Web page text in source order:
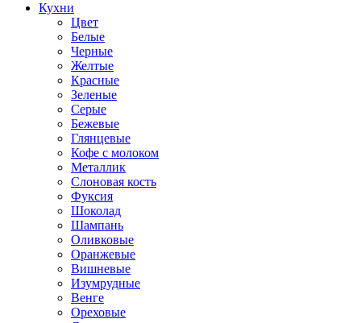
Кухни
Цвет
Белые
Черные
Желтые
Красные
Зеленые
Серые
Бежевые
Глянцевые
Кофе с молоком
Металлик
Слоновая кость
Фуксия
Шоколад
Шампань
Оливковые
Оранжевые
Вишневые
Изумрудные
Венге
Ореховые